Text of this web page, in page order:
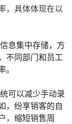
，具体体现在以
息集中存储，方
不同部门和员工
可以减少手动录
，纷享销客的自
，缩短销售周